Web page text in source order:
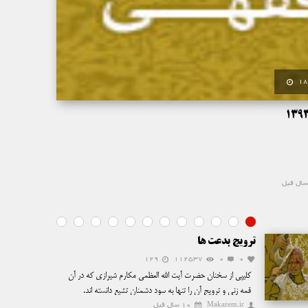
ترویج بدعت ها
0
0
112537
129
کلیپی از سخنان حضرت آیت الله العظمی مکارم شیرازی که در آن
قمه زنی و ترویج آن را تنها به سود دشمنان تشیع دانسته اند.
Makarem.ir 10 سال قبل